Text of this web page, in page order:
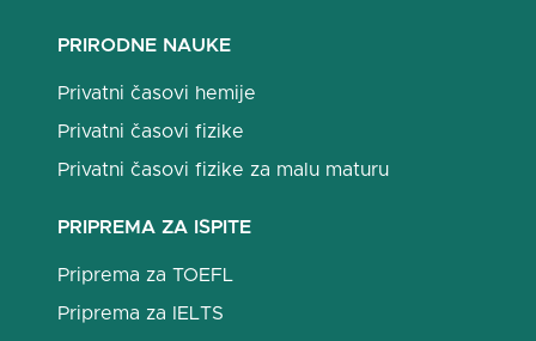
PRIRODNE NAUKE
Privatni časovi hemije
Privatni časovi fizike
Privatni časovi fizike za malu maturu
PRIPREMA ZA ISPITE
Priprema za TOEFL
Priprema za IELTS